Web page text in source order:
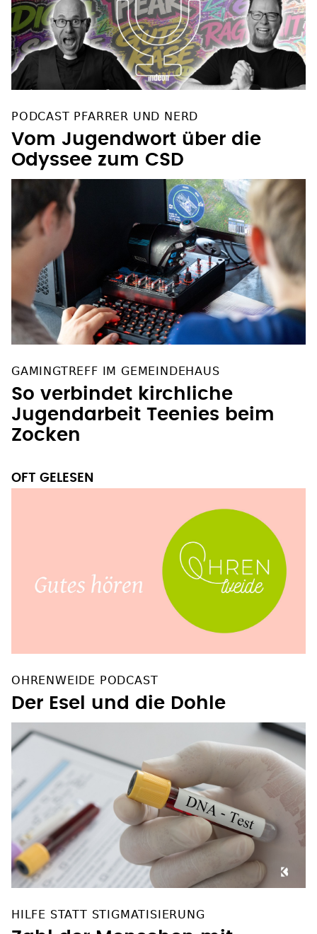
Vom Jugendwort über die
Odyssee zum CSD
So verbindet kirchliche
Jugendarbeit Teenies beim
Zocken
Der Esel und die Dohle
Zahl der Menschen mit